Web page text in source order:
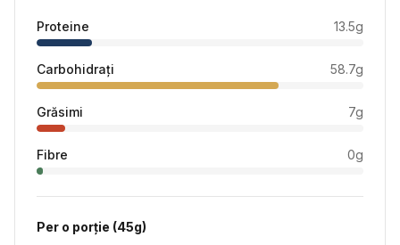
Proteine 13.5g
Carbohidrați 58.7g
Grăsimi 7g
Fibre 0g
Per o porție (45g)